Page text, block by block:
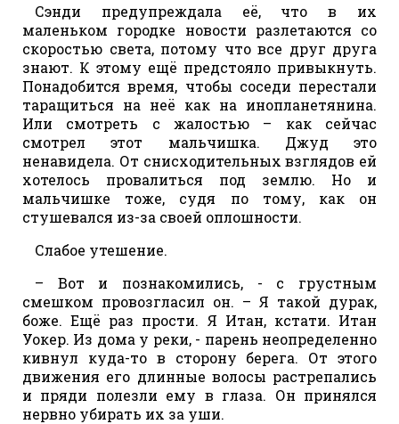
Сэнди предупреждала её, что в их
маленьком городке новости разлетаются со
скоростью света, потому что все друг друга
знают. К этому ещё предстояло привыкнуть.
Понадобится время, чтобы соседи перестали
таращиться на неё как на инопланетянина.
Или смотреть с жалостью – как сейчас
смотрел этот мальчишка. Джуд это
ненавидела. От снисходительных взглядов ей
хотелось провалиться под землю. Но и
мальчишке тоже, судя по тому, как он
стушевался из-за своей оплошности.
Слабое утешение.
– Вот и познакомились, - с грустным
смешком провозгласил он. – Я такой дурак,
боже. Ещё раз прости. Я Итан, кстати. Итан
Уокер. Из дома у реки, - парень неопределенно
кивнул куда-то в сторону берега. От этого
движения его длинные волосы растрепались
и пряди полезли ему в глаза. Он принялся
нервно убирать их за уши.